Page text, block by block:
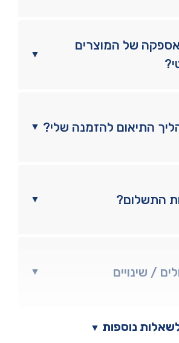
▼
של המוצרים
▼ התיאום להזמנה שלי?
▼ התשלום?
▼ / שינויים
▼ נוספות